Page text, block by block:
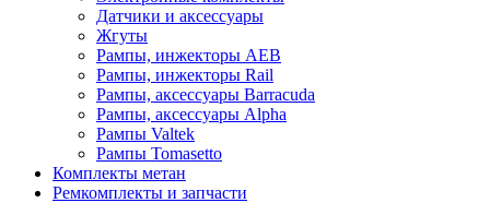
Датчики и аксессуары
Жгуты
Рампы, инжекторы AEB
Рампы, инжекторы Rail
Рампы, аксессуары Barracuda
Рампы, аксессуары Alpha
Рампы Valtek
Рампы Tomasetto
Комплекты метан
Ремкомплекты и запчасти